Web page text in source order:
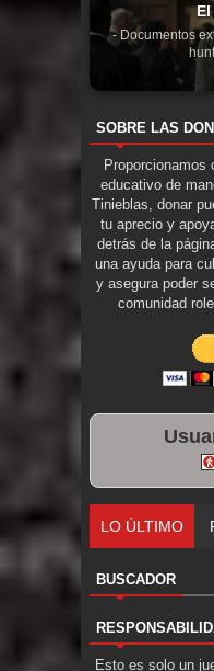
El
- Documentos
SOBRE LAS
Proporcionamos
educativo de
Tinieblas, donar
tu aprecio y
detrás de la
una ayuda para
y asegura poder
comunidad
LO ÚLTIMO
BUSCADOR
Esto es solo un